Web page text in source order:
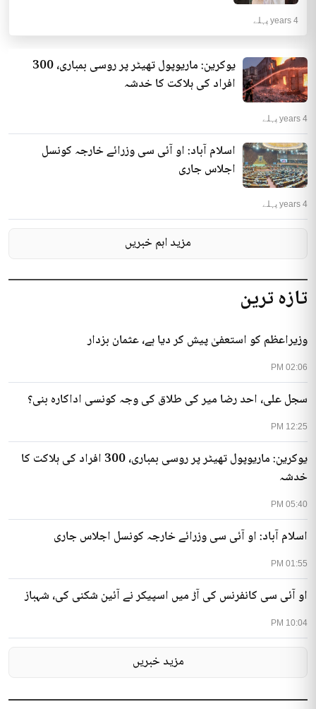
تازہ ترین
02:06 PM
وزیراعظم کو استعفیٰ پیش کر دیا ہے، عثمان بزدار
12:25 PM
سجل علی، احد رضا میر کی طلاق کی وجہ کونسی اداکارہ بنی؟
05:40 PM
یوکرین: ماریوپول تھیٹر پر روسی بمباری، 300 افراد کی ہلاکت کا
خدشہ
01:55 PM
اسلام آباد: او آئی سی وزرائے خارجہ کونسل اجلاس جاری
10:04 PM
او آئی سی کانفرنس کی آڑ میں اسپیکر نے آئین شکنی کی، شہباز
مزید خبریں
4 years پہلے
یوکرین: ماریوپول تھیٹر پر روسی بمباری، 300
افراد کی ہلاکت کا خدشہ
4 years پہلے
اسلام آباد: او آئی سی وزرائے خارجہ کونسل
اجلاس جاری
4 years پہلے
مزید اہم خبریں